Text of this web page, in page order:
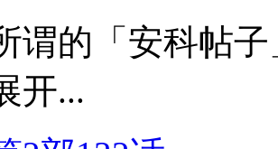
谓的「安科帖
开...